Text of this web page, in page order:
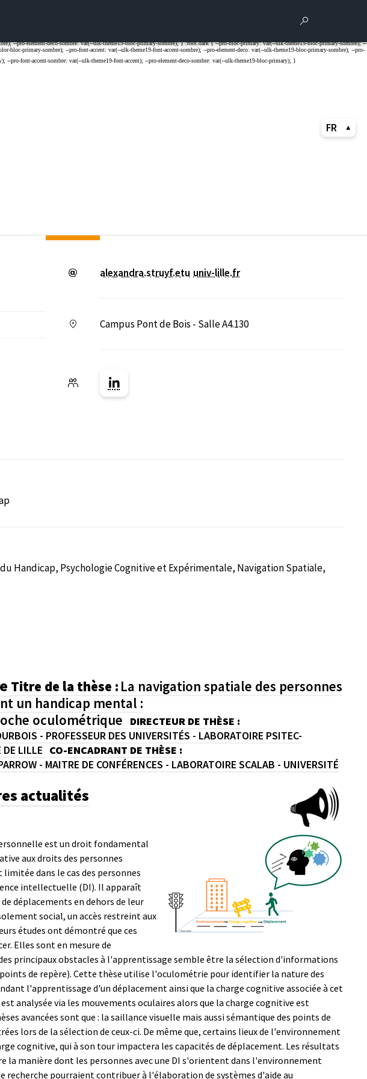
Rechercher
une nouvelle fenêtre)
dans une nouvelle fenêtre)
alexandra.struyf.etu univ-lille.fr
Campus Pont de Bois - Salle A4.130
Lien vers la page Linkedin ( Nouvelle fenêtre)
Handicap, Psychologie Cognitive et Expérimentale, Navigation Spatiale,
FR
Titre de la thèse : La navigation spatiale des personnes
un handicap mental :
oculométrique
DIRECTEUR DE THÈSE :
- PROFESSEUR DES UNIVERSITÉS - LABORATOIRE PSITEC-
DE LILLE CO-ENCADRANT DE THÈSE :
- MAITRE DE CONFÉRENCES - LABORATOIRE SCALAB - UNIVERSITÉ
actualités
est un droit fondamental
aux droits des personnes
dans le cas des personnes
intellectuelle (DI). Il apparaît
déplacements en dehors de leur
social, un accès restreint aux
études ont démontré que ces
Elles sont en mesure de
principaux obstacles à l'apprentissage semble être la sélection d'informations
de repère). Cette thèse utilise l'oculométrie pour identifier la nature des
l'apprentissage d'un déplacement ainsi que la charge cognitive associée à cet
analysée via les mouvements oculaires alors que la charge cognitive est
avancées sont que : la saillance visuelle mais aussi sémantique des points de
lors de la sélection de ceux-ci. De même que, certains lieux de l'environnement
cognitive, qui à son tour impactera les capacités de déplacement. Les résultats
manière dont les personnes avec une DI s'orientent dans l'environnement
recherche pourraient contribuer à l'élaboration de systèmes d'aide au